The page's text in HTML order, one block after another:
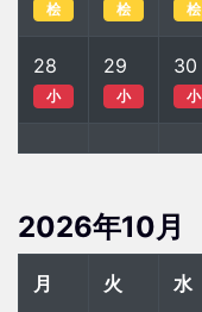
桧 桧 桧
28
小
29
小
30
小
2026年10月
月 火 水